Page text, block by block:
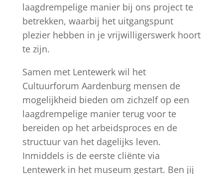
laagdrempelige manier bij ons project te
betrekken, waarbij het uitgangspunt
plezier hebben in je vrijwilligerswerk hoort
te zijn.
Samen met Lentewerk wil het
Cultuurforum Aardenburg mensen de
mogelijkheid bieden om zichzelf op een
laagdrempelige manier terug voor te
bereiden op het arbeidsproces en de
structuur van het dagelijks leven.
Inmiddels is de eerste cliënte via
Lentewerk in het museum gestart. Ben jij